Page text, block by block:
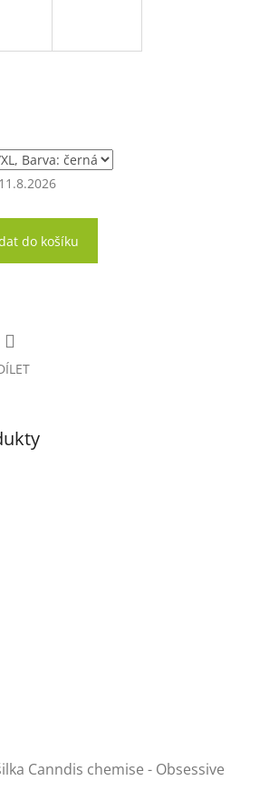
11.8.2026
do košíku
Canndis chemise - Obsessive